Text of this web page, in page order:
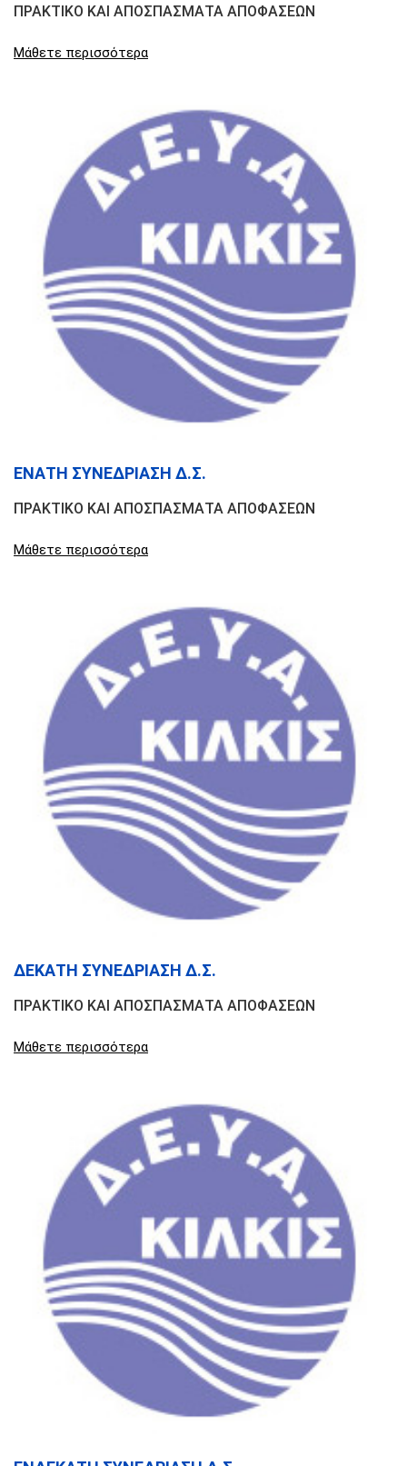
ΠΡΑΚΤΙΚΟ ΚΑΙ ΑΠΟΣΠΑΣΜΑΤΑ ΑΠΟΦΑΣΕΩΝ
Μάθετε περισσότερα
ΕΝΑΤΗ ΣΥΝΕΔΡΙΑΣΗ Δ.Σ.
ΠΡΑΚΤΙΚΟ ΚΑΙ ΑΠΟΣΠΑΣΜΑΤΑ ΑΠΟΦΑΣΕΩΝ
Μάθετε περισσότερα
ΔΕΚΑΤΗ ΣΥΝΕΔΡΙΑΣΗ Δ.Σ.
ΠΡΑΚΤΙΚΟ ΚΑΙ ΑΠΟΣΠΑΣΜΑΤΑ ΑΠΟΦΑΣΕΩΝ
Μάθετε περισσότερα